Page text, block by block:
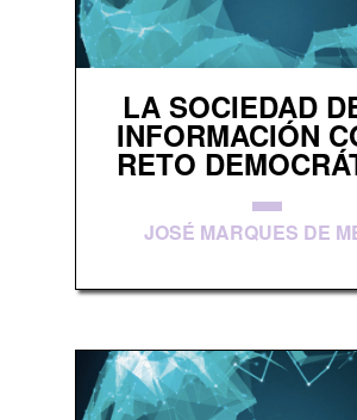
LA SOCIEDAD
INFORMACIÓN
RETO
JOSÉ MARQUES DE